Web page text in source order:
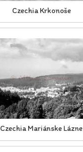
Czechia Krkonoše
Czechia Mariánske Lázne